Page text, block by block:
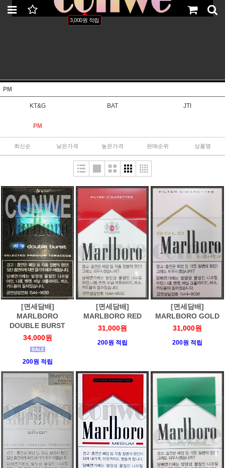
LOGIN JOIN
3,000원 적립
ORDER MYPAGE
PM
KT&G BAT JTI
PM
최신순 낮은가격 높은가격 판매순위 상품명
[면세담배]
MARLBORO
DOUBLE BURST
34,000원
200원 적립
[면세담배]
MARLBORO RED
31,000원
200원 적립
[면세담배]
MARLBORO GOLD
31,000원
200원 적립